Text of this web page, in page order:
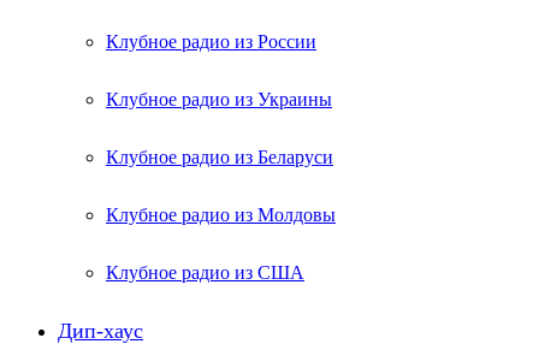
Клубное радио из России
Клубное радио из Украины
Клубное радио из Беларуси
Клубное радио из Молдовы
Клубное радио из США
Дип-хаус